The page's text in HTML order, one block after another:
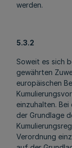
werden.
5.3.2
Soweit es sich
gewährten
europäischen
einzuhalten.
der Grundlage
Verordnung